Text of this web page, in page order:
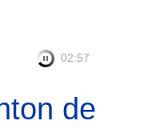
02:56
de